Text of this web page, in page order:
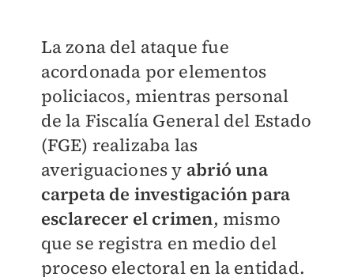
La zona del ataque fue
acordonada por elementos
policiacos, mientras personal
de la Fiscalía General del Estado
(FGE) realizaba las
averiguaciones y abrió una
carpeta de investigación para
esclarecer el crimen, mismo
que se registra en medio del
proceso electoral en la entidad.